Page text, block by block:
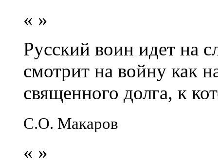
« »
Русский воин идет на
смотрит на войну как
священного долга, к
С.О. Макаров
« »